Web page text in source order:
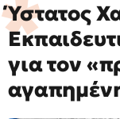
Ύστατος
για τον